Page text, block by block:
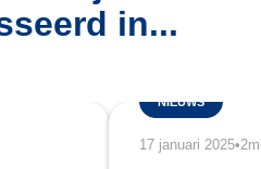
in...
NIEUWS
17 januari 2025•